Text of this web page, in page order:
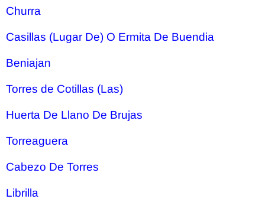
Churra
Casillas (Lugar De) O Ermita De Buendia
Beniajan
Torres de Cotillas (Las)
Huerta De Llano De Brujas
Torreaguera
Cabezo De Torres
Librilla